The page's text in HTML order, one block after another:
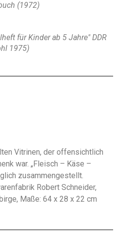
(1972)
für Kinder ab 5 Jahre" DDR
1975)
Vitrinen, der offensichtlich
war. „Fleisch – Käse –
zusammengestellt.
Robert Schneider,
Maße: 64 x 28 x 22 cm